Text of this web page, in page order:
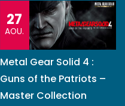
27
AOU.
Metal Gear Solid 4 :
Guns of the Patriots –
Master Collection